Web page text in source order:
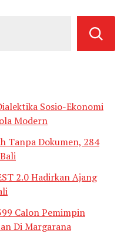
Sosio-Ekonomi
Modern
Tanpa Dokumen, 284
2.0 Hadirkan Ajang
Calon Pemimpin
Di Margarana